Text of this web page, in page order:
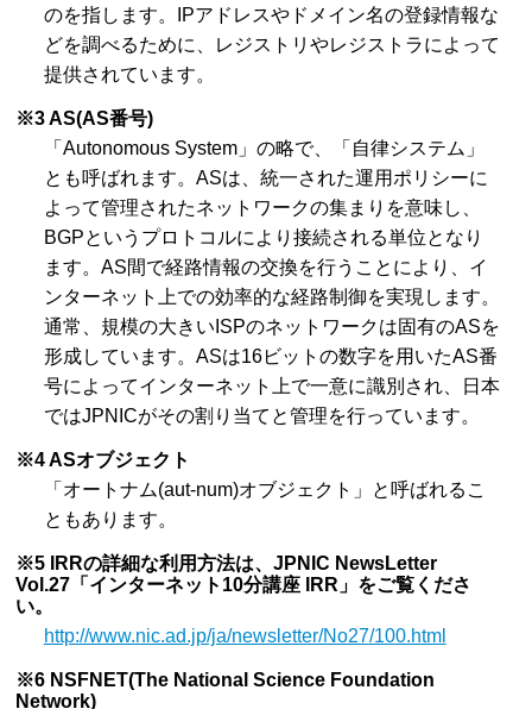
のを指します。IPアドレスやドメイン名の登録情報な
どを調べるために、レジストリやレジストラによって
提供されています。
※3 AS(AS番号)
「Autonomous System」の略で、「自律システム」
とも呼ばれます。ASは、統一された運用ポリシーに
よって管理されたネットワークの集まりを意味し、
BGPというプロトコルにより接続される単位となり
ます。AS間で経路情報の交換を行うことにより、イ
ンターネット上での効率的な経路制御を実現します。
通常、規模の大きいISPのネットワークは固有のASを
形成しています。ASは16ビットの数字を用いたAS番
号によってインターネット上で一意に識別され、日本
ではJPNICがその割り当てと管理を行っています。
※4 ASオブジェクト
「オートナム(aut-num)オブジェクト」と呼ばれるこ
ともあります。
※5 IRRの詳細な利用方法は、JPNIC NewsLetter
Vol.27「インターネット10分講座 IRR」をご覧くださ
い。
http://www.nic.ad.jp/ja/newsletter/No27/100.html
※6 NSFNET(The National Science Foundation
Network)